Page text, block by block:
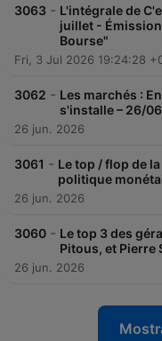
3063 - L'intégrale de
juillet -
Bourse"
Fri, 3 Jul 2026 19:24:28
3062 - Les marchés :
s'installe – 26/06
26 jun. 2026
3061 - Le top / flop de
politique
26 jun. 2026
3060 - Le top 3 des
Pitous, et Pierre
26 jun. 2026